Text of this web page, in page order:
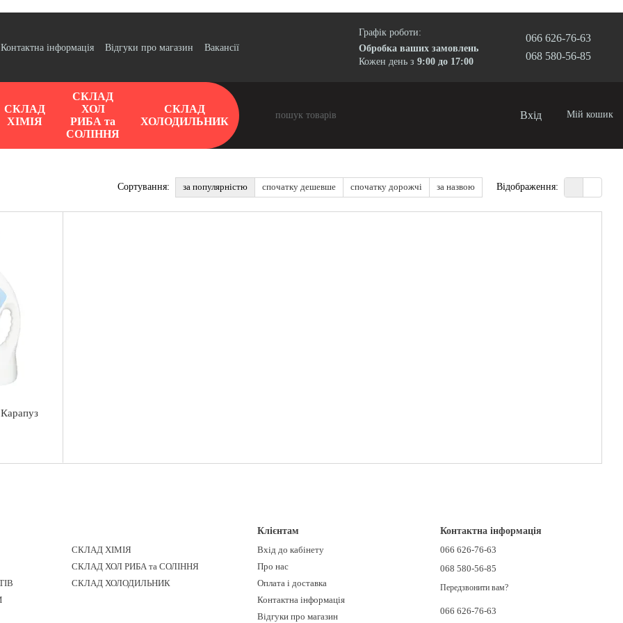
Контактна інформація Відгуки про магазин Вакансії
Графік роботи:
Обробка ваших замовлень
Кожен день з 9:00 до 17:00
066 626-76-63
068 580-56-85
СКЛАД
ХІМІЯ
СКЛАД
ХОЛ
РИБА та
СОЛІННЯ
СКЛАД
ХОЛОДИЛЬНИК
Вхід Мій кошик
Сортування: за популярністю спочатку дешевше спочатку дорожчі за назвою Відображення:
СКЛАД ХІМІЯ
СКЛАД ХОЛ РИБА та СОЛІННЯ
СКЛАД ХОЛОДИЛЬНИК
Клієнтам
Вхід до кабінету
Про нас
Оплата і доставка
Контактна інформація
Відгуки про магазин
Контактна інформація
066 626-76-63
068 580-56-85
Передзвонити вам?
066 626-76-63